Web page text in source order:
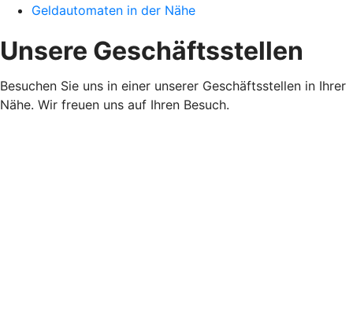
Geldautomaten in der Nähe
Unsere Geschäftsstellen
Besuchen Sie uns in einer unserer Geschäftsstellen in Ihrer
Nähe. Wir freuen uns auf Ihren Besuch.